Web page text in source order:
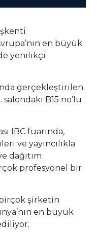
en büyük
yenilikçi
gerçekleştirilen
salondaki B15 no’lu
IBC fuarında,
ve yayıncılıkla
dağıtım
profesyonel bir
şirketin
en büyük